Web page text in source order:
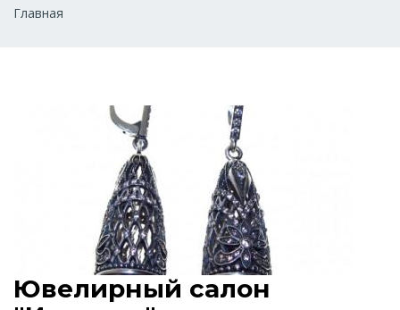
Строка
Главная
Ювелирный салон